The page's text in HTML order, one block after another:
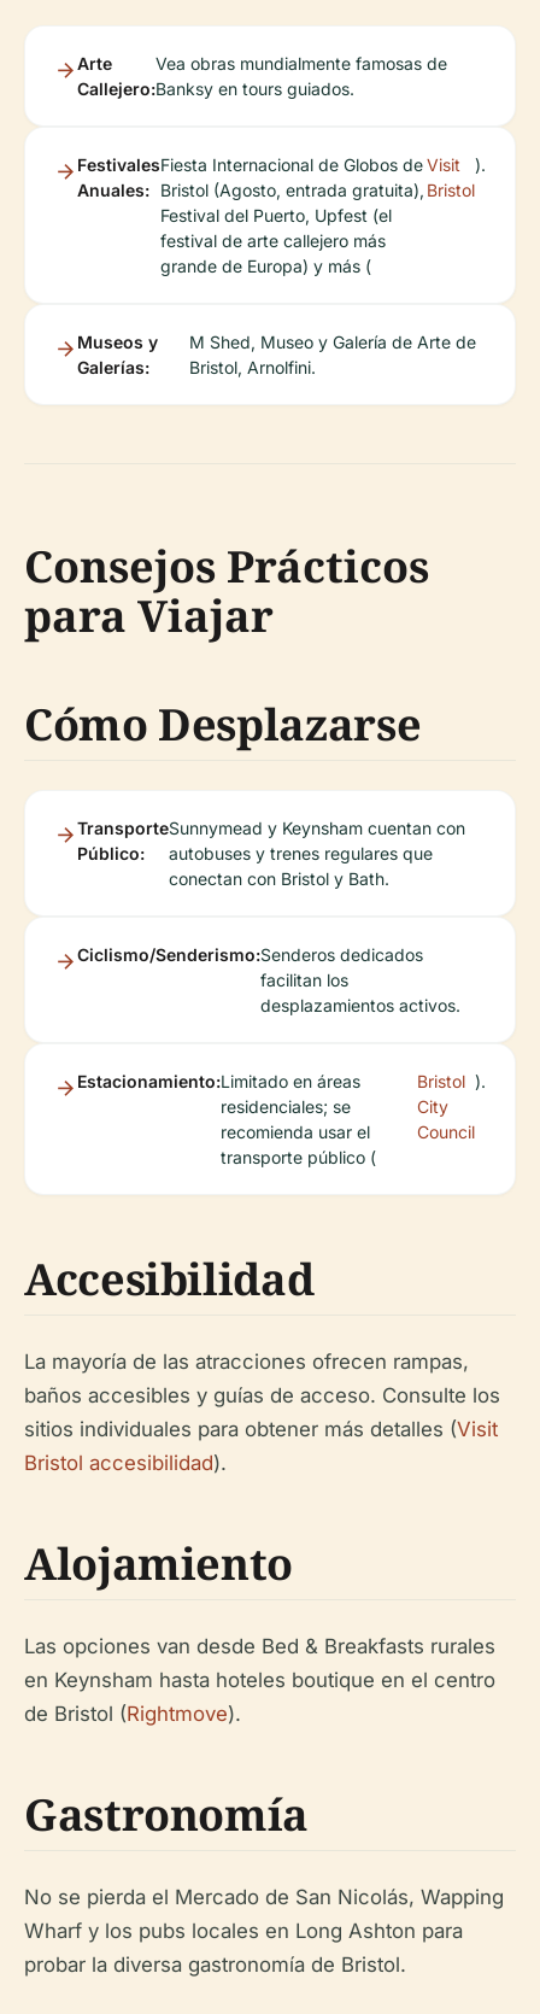
Arte
Callejero:
Vea obras mundialmente famosas de
Banksy en tours guiados.
Festivales
Anuales:
Fiesta Internacional de Globos de
Bristol (Agosto, entrada gratuita),
Festival del Puerto, Upfest (el
festival de arte callejero más
grande de Europa) y más (
Visit
Bristol
).
Museos y
Galerías:
M Shed, Museo y Galería de Arte de
Bristol, Arnolfini.
Consejos Prácticos
para Viajar
Cómo Desplazarse
Transporte
Público:
Sunnymead y Keynsham cuentan con
autobuses y trenes regulares que
conectan con Bristol y Bath.
Ciclismo/Senderismo:Senderos dedicados
facilitan los
desplazamientos activos.
Estacionamiento:Limitado en áreas
residenciales; se
recomienda usar el
transporte público (
Bristol
City
Council
).
Accesibilidad
La mayoría de las atracciones ofrecen rampas,
baños accesibles y guías de acceso. Consulte los
sitios individuales para obtener más detalles (Visit
Bristol accesibilidad).
Alojamiento
Las opciones van desde Bed & Breakfasts rurales
en Keynsham hasta hoteles boutique en el centro
de Bristol (Rightmove).
Gastronomía
No se pierda el Mercado de San Nicolás, Wapping
Wharf y los pubs locales en Long Ashton para
probar la diversa gastronomía de Bristol.